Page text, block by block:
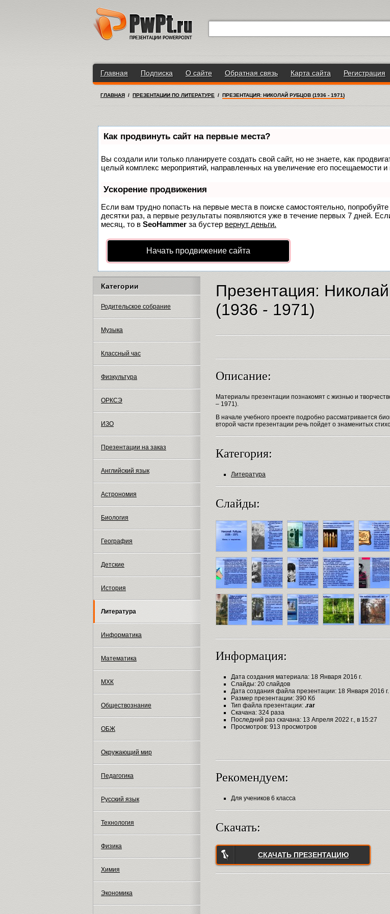
Главная Подписка О сайте Обратная связь Карта сайта Регистрация
ГЛАВНАЯ / ПРЕЗЕНТАЦИИ ПО ЛИТЕРАТУРЕ / ПРЕЗЕНТАЦИЯ: НИКОЛАЙ РУБЦОВ (1936 - 1971)
Как продвинуть сайт на первые места?
Вы создали или только планируете создать свой сайт, но не знаете, как
целый комплекс мероприятий, направленных на увеличение его посещаемости
Ускорение продвижения
Если вам трудно попасть на первые места в поиске самостоятельно,
десятки раз, а первые результаты появляются уже в течение первых 7 дней.
месяц, то в SeoHammer за бустер вернут деньги.
Начать продвижение сайта
Категории
Родительское собрание
Музыка
Классный час
Физкультура
ОРКСЭ
ИЗО
Презентации на заказ
Английский язык
Астрономия
Биология
География
Детские
История
Литература
Информатика
Математика
МХК
Обществознание
ОБЖ
Окружающий мир
Педагогика
Русский язык
Технология
Физика
Химия
Экономика
Презентация:
(1936 - 1971)
Описание:
Материалы презентации познакомят с жизнью и
– 1971).
В начале учебного проекте подробно рассматривается
второй части презентации речь пойдет о знаменитых
Категория:
Литература
Слайды:
Информация:
Дата создания материала: 18 Января 2016 г.
Слайды: 20 слайдов
Дата создания файла презентации: 18 Января 2016 г.
Размер презентации: 390 Кб
Тип файла презентации: .rar
Скачана: 324 раза
Последний раз скачана: 13 Апреля 2022 г., в 15:27
Просмотров: 913 просмотров
Рекомендуем:
Для учеников 6 класса
Скачать:
СКАЧАТЬ ПРЕЗЕНТАЦИЮ